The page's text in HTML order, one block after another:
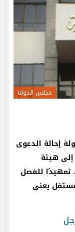
مجلس الدولة
إحالة الدعوى
هيئة
تمهيدًا للفصل
يعنى